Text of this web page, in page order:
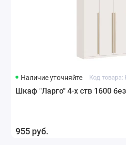
Наличие уточняйте Код товара:
Шкаф "Ларго" 4-х ств 1600
955 руб.